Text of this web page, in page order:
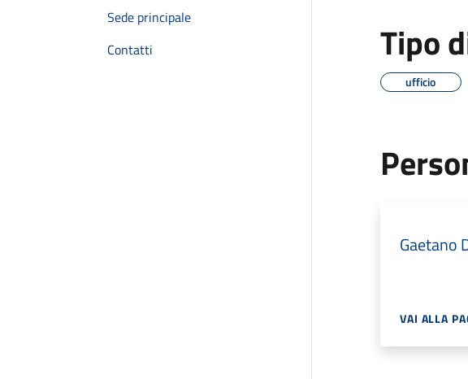
Sede principale
Contatti
Tipo
ufficio
Gaetano
VAI ALLA